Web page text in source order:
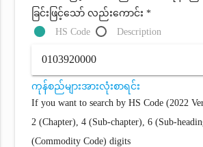
ခြင်းဖြင့်သော် လည်းကောင်း *
HS Code
Description
ကုန်စည်များအားလုံးစာရင်း
If you want to search by HS Code (2022
2 (Chapter), 4 (Sub-chapter), 6 (Sub-
(Commodity Code) digits